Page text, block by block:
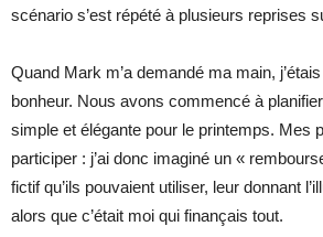
scénario s’est répété à plusieurs reprises
Quand Mark m’a demandé ma main,
bonheur. Nous avons commencé à
simple et élégante pour le printemps. Mes
participer : j’ai donc imaginé un «
fictif qu’ils pouvaient utiliser, leur donnant
alors que c’était moi qui finançais tout.